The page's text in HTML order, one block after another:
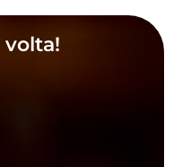
volta!